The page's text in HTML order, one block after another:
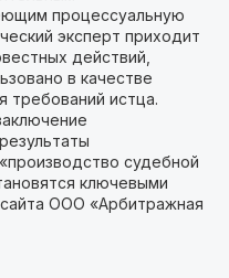
процессуальную
эксперт приходит
действий,
в качестве
требований истца.
судебной
ключевыми
ООО «Арбитражная